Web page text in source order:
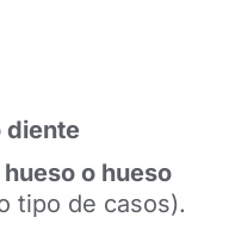
diente
o hueso
tipo de casos).